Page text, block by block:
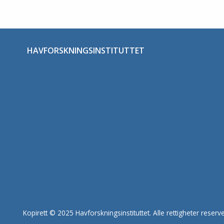
HAVFORSKNINGSINSTITUTTET
Kopirett © 2025 Havforskningsinstituttet. Alle rettigheter